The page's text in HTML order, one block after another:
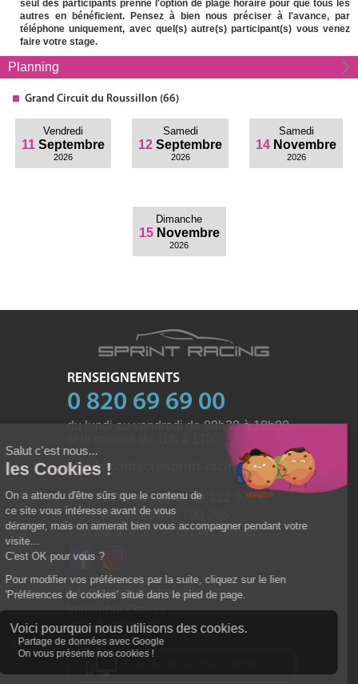
seul des participants prenne l'option de plage horaire pour que tous les
autres en bénéficient. Pensez à bien nous préciser à l'avance, par
téléphone uniquement, avec quel(s) autre(s) participant(s) vous venez
faire votre stage.
Planning
Grand Circuit du Roussillon (66)
Vendredi
11 Septembre
2026
Samedi
12 Septembre
2026
Samedi
14 Novembre
2026
Dimanche
15 Novembre
2026
RENSEIGNEMENTS
0 820 69 69 00
du lundi au vendredi de 09h30 à 18h00
email:
contact@sprint-racing.com
PPK - SAS au capital de 122 000
RCS Versailles 442 790 366
TVA Intracomm.: FR51442790366
54, route de Sartrouville
Immeuble Ottawa
78230 LE PECQ